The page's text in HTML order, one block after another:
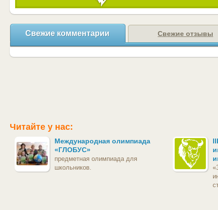
Свежие комментарии Свежие отзывы
Читайте у нас:
Международная олимпиада
«ГЛОБУС»
предметная олимпиада для
школьников.